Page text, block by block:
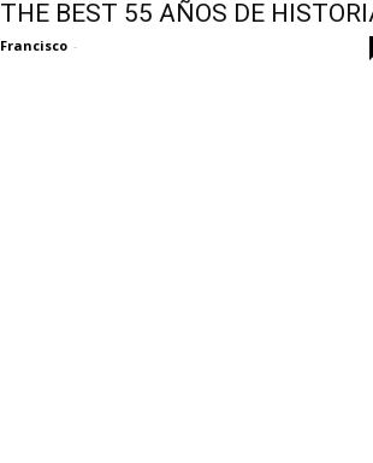
THE BEST 55 AÑOS DE
Francisco -